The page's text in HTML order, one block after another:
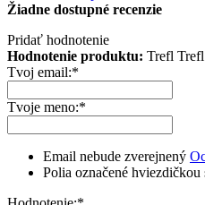
Žiadne dostupné recenzie
Pridať hodnotenie
Hodnotenie produktu: Trefl
Tvoj email:*
Tvoje meno:*
Email nebude zverejnený
Polia označené hviezdičkou